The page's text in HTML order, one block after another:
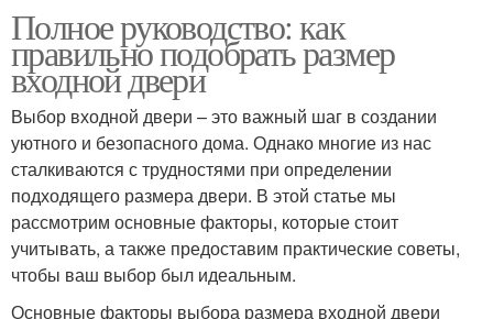
Полное руководство: как
правильно подобрать размер
входной двери
Выбор входной двери – это важный шаг в создании
уютного и безопасного дома. Однако многие из нас
сталкиваются с трудностями при определении
подходящего размера двери. В этой статье мы
рассмотрим основные факторы, которые стоит
учитывать, а также предоставим практические советы,
чтобы ваш выбор был идеальным.
Основные факторы выбора размера входной двери